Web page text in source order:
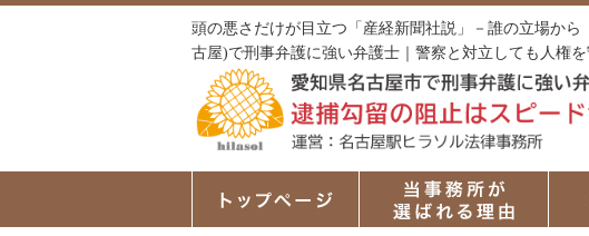
頭の悪さだけが目立つ「産経新聞社説」－誰の立場か
古屋)で刑事弁護に強い弁護士｜警察と対立しても人権